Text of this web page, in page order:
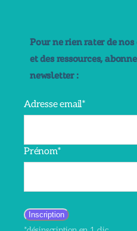
Pour ne rien rater de
et des ressources,
newsletter :
Adresse email*
Prénom*